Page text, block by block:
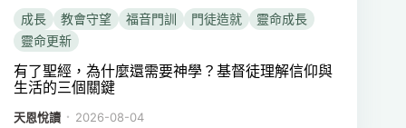
成長 教會守望 福音門訓 門徒造就
靈命成長
靈命更新
有了聖經，為什麼還需要神學？基督徒理解信仰與
生活的三個關鍵
天恩悅讀 ． 2026-08-04